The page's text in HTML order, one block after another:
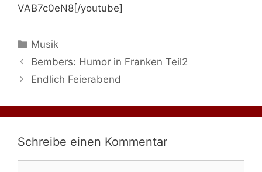
VAB7c0eN8[/youtube]
Kategorien
Musik
Bembers: Humor in Franken Teil2
Endlich Feierabend
Schreibe einen Kommentar